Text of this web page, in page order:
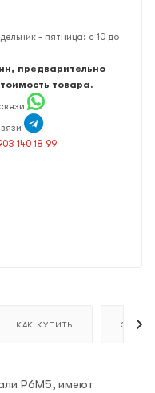
- пятница: с 10 до
предварительно
товара.
140 18 99
КАК КУПИТЬ ОПЛАТА
Р6М5, имеют